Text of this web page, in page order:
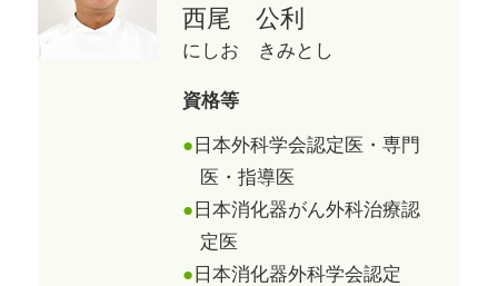
西尾 公利
にしお きみとし
資格等
日本外科学会認定医・専門
医・指導医
日本消化器がん外科治療認
定医
日本消化器外科学会認定